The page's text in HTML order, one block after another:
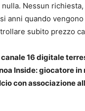
Nessun
anni quando
subito prezzo
16 digitale
Inside: giocatore
con associazione